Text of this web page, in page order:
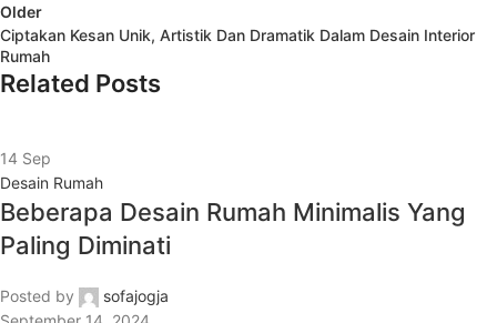
Older
Ciptakan Kesan Unik, Artistik Dan Dramatik Dalam Desain Interior
Rumah
Related Posts
14 Sep
Desain Rumah
Beberapa Desain Rumah Minimalis Yang
Paling Diminati
Posted by
sofajogja